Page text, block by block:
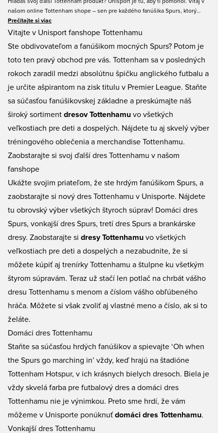
Hľadáš svoj ďalší Tottenham produkt? Unisport je tu, aby ti pomohol. Vitaj v
našom online Tottenham shope – sen pre každého fanúšika Spurs, ktorý
chce podporiť a reprezentovať klub nosením jeho farieb s hrdosťou. Náš
Tottenham fan shop ponúka všetky typy Tottenham produktov – od dresov,
a kúp si svoj nový Tottenham produkt v Unisport. Vždy jednoduché
nakupovanie a rýchle doručenie.
Prečítajte si viac
Vitajte v Unisport fanshope Tottenhamu
Ste obdivovateľom a fanúšikom mocných Spurs? Potom je
toto ten pravý obchod pre vás. Tottenham sa v posledných
rokoch zaradil medzi absolútnu špičku anglického futbalu a
je určite ašpirantom na zisk titulu v Premier League. Staňte
sa súčasťou fanúšikovskej základne a preskúmajte náš
široký sortiment dresov Tottenhamu vo všetkých
veľkostiach pre deti a dospelých. Nájdete tu aj skvelý výber
tréningového oblečenia a merchandise Tottenhamu.
Zaobstarajte si svoj ďalší dres Tottenhamu v našom
fanshope
Ukážte svojim priateľom, že ste hrdým fanúšikom Spurs, a
zaobstarajte si nový dres Tottenhamu v Unisporte. Nájdete
tu obrovský výber všetkých štyroch súprav! Domáci dres
Spurs, vonkajší dres Spurs, tretí dres Spurs a brankárske
dresy. Zaobstarajte si dresy Tottenhamu vo všetkých
veľkostiach pre deti a dospelých a nezabudnite, že si
môžete kúpiť aj trenírky Tottenhamu a štulpne ku všetkým
štyrom súpravám. Teraz už stačí len potlač na chrbát vášho
dresu Tottenhamu s menom a číslom vášho obľúbeného
hráča. Môžete si však zvoliť aj vlastné meno a číslo, ak si to
želáte.
Domáci dres Tottenhamu
Staňte sa súčasťou hrdých fanúšikov a spievajte ‘Oh when
the Spurs go marching in’ vždy, keď hrajú na štadióne
Tottenham Hotspur, v ich krásnych bielych dresoch. Biela je
vždy skvelá farba pre futbalový dres a domáci dres
Tottenhamu nie je výnimkou. Preto sme hrdí, že vám
môžeme v Unisporte ponúknuť domáci dres Tottenhamu.
Vonkajší dres Tottenhamu